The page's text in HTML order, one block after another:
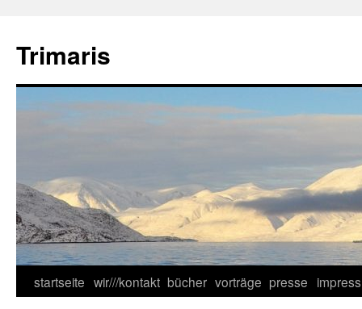
springen
Trimaris
startseite wir///kontakt bücher vorträge presse